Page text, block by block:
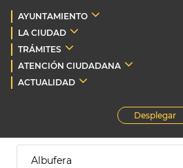
AYUNTAMIENTO
LA CIUDAD
TRÁMITES
ATENCIÓN CIUDADANA
ACTUALIDAD
Desplegar
Albufera